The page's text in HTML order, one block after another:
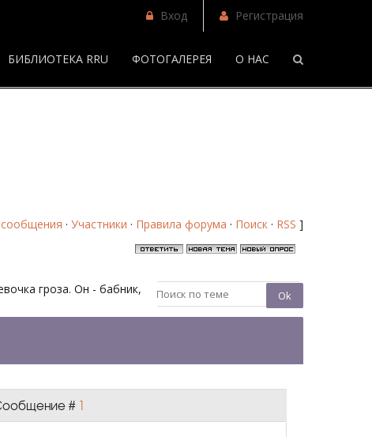
Вход Регистрация
БИБЛИОТЕКА RRU ФОТОГАЛЕРЕЯ О НАС
· Участники · Правила форума · Поиск · RSS ]
гроза. Он - бабник,
# 1